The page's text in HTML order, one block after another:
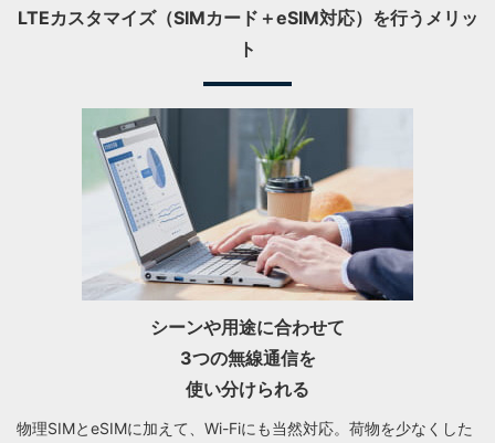
LTEカスタマイズ（SIMカード＋eSIM対応）を行うメリッ
ト
シーンや⽤途に合わせて
3つの無線通信を
使い分けられる
物理SIMとeSIMに加えて、Wi-Fiにも当然対応。荷物を少なくした